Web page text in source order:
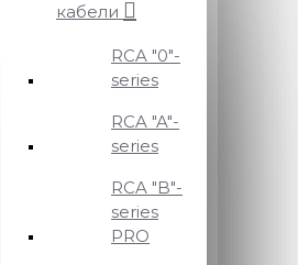
кабели
RCA "0"-
series
RCA "A"-
series
RCA "B"-
series
PRO